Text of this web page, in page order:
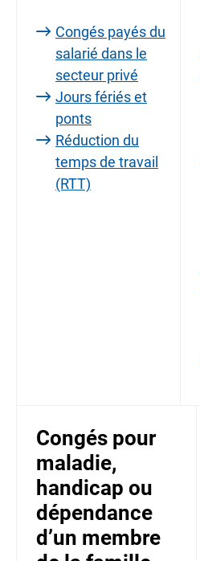
Congés payés du
salarié dans le
secteur privé
Jours fériés et
ponts
Réduction du
temps de travail
(RTT)
Congés pour
maladie,
handicap ou
dépendance
d’un membre